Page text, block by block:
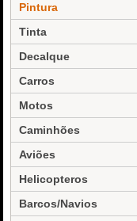
Pintura
Tinta
Decalque
Carros
Motos
Caminhões
Aviões
Helicopteros
Barcos/Navios